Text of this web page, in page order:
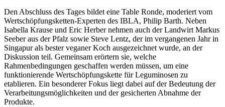
Den Abschluss des Tages bildet eine Table Ronde, moderiert vom
Wertschöpfungsketten-Experten des IBLA, Philip Barth. Neben
Isabella Krause und Eric Herber nehmen auch der Landwirt Markus
Seeber aus der Pfalz sowie Steve Lentz, der im vergangenen Jahr in
Singapur als bester veganer Koch ausgezeichnet wurde, an der
Diskussion teil. Gemeinsam erörtern sie, welche
Rahmenbedingungen geschaffen werden müssen, um eine
funktionierende Wertschöpfungskette für Leguminosen zu
etablieren. Ein besonderer Fokus liegt dabei auf der Bedeutung der
Verarbeitungsmöglichkeiten und der gesicherten Abnahme der
Produkte.